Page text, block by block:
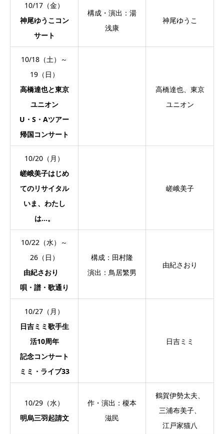
10/17（金）
神尾ゆうこコン
サート
構成・演出：湯
浅康
神尾ゆうこ
10/18（土）～
19（日）
高橋達也と東京
ユニオン
U・S・Aツアー
帰国コンサート
高橋達也、東京
ユニオン
10/20（月）
嵯峨美子はじめ
てのリサイタル
いま、わたし
は…。
嵯峨美子
10/22（水）～
26（日）
由紀さおり
唄・譜・歌通り
構成：田村隆
演出：鳥居繁男
由紀さおり
10/27（月）
日吉ミミ歌手生
活10周年
記念コンサート
ミミ・ライブ33
日吉ミミ
10/29（水）
明烏三羽起請文
作・演出：榎本
滋民
鶴賀伊勢太夫、
三浦布美子、
江戸家猫八